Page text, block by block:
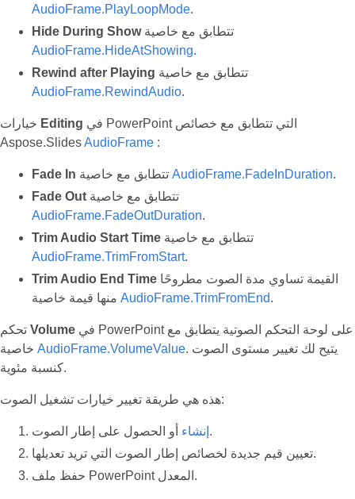
AudioFrame.PlayLoopMode.
Hide During Show تتطابق مع خاصية
AudioFrame.HideAtShowing.
Rewind after Playing تتطابق مع خاصية
AudioFrame.RewindAudio.
Editing
Aspose.SlidesAudioFrame :
Fade In AudioFrame.FadeInDuration.
Fade Out تتطابق مع خاصية
AudioFrame.FadeOutDuration.
Trim Audio Start Time تتطابق مع خاصية
AudioFrame.TrimFromStart.
Trim Audio End Time
AudioFrame.TrimFromEnd.
Volume
AudioFrame.VolumeValue. يتيح لك تغيير مستوى الصوت
كنسبة مئوية.
هذه هي طريقة تغيير خيارات تشغيل الصوت:
إنشاء أو الحصول على إطار الصوت.
تعيين قيم جديدة لخصائص إطار الصوت التي تريد تعديلها.
حفظ ملف PowerPoint المعدل.